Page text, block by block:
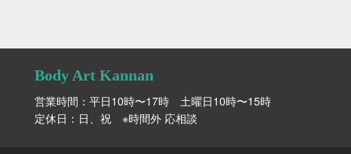
Body Art Kannan
営業時間：平日10時〜17時 土曜日10時〜15時
定休日：日、祝 ※時間外 応相談